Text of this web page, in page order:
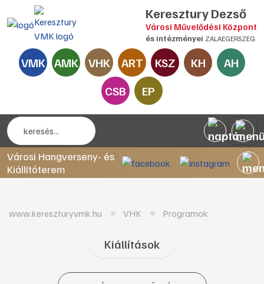
Keresztury Dezső
Városi Művelődési Központ
és intézményei ZALAEGERSZEG
VMK AMK VHK ART KSZ KH
AH
CSB
EP
Városi Hangverseny- és
Kiállítóterem
www.kereszturyvmk.hu VHK Programok
Kiállítások